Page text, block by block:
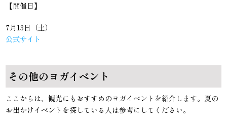
【開催日】
7月13日（土）
公式サイト
その他のヨガイベント
ここからは、観光にもおすすめのヨガイベントを紹介します。夏の
お出かけイベントを探している人は参考にしてください。